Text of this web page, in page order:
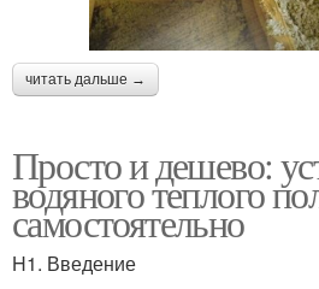
читать дальше →
Просто и дешево:
водяного теплого
самостоятельно
H1. Введение